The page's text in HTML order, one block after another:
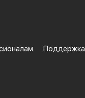
Поддержка